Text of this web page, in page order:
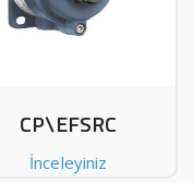
CP\EFSRC
İnceleyiniz